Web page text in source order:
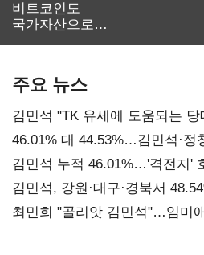
비트코인도
국가자산으로…'
주요 뉴스
김민석 "TK 유세에 도움되는
대표된 양 당직 배분"
46.01% 대 44.53%…김민석·정
김민석 누적 46.01%…'격전지'
(2보)
김민석, 강원·대구·경북서
최민희 "골리앗 김민석"…임미